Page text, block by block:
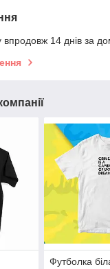
14 днів за
Футболка